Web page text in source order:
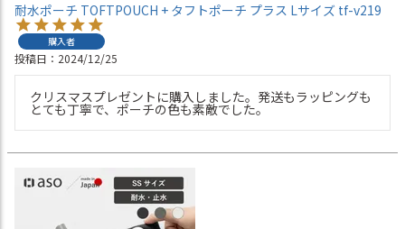
耐水ポーチ TOFTPOUCH + タフトポーチ プラス Lサイズ tf-v219
購入者
投稿日 2024/12/25
クリスマスプレゼントに購入しました。発送もラッピングも
とても丁寧で、ポーチの色も素敵でした。